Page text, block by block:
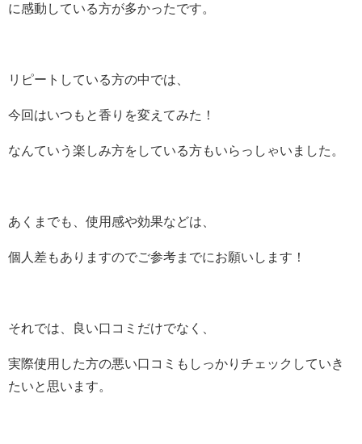
に感動している方が多かったです。
リピートしている方の中では、
今回はいつもと香りを変えてみた！
なんていう楽しみ方をしている方もいらっしゃいました。
あくまでも、使用感や効果などは、
個人差もありますのでご参考までにお願いします！
それでは、良い口コミだけでなく、
実際使用した方の悪い口コミもしっかりチェックしていき
たいと思います。